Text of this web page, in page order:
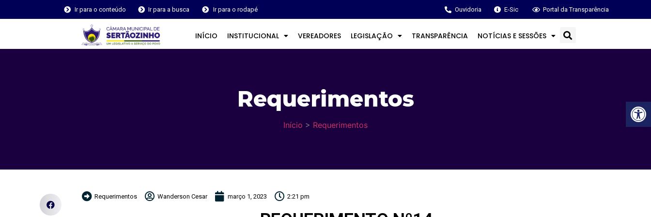
Ir para o conteúdo Ir para a busca Ir para o rodapé Ouvidoria E-Sic Portal da Transparência
INÍCIO INSTITUCIONAL VEREADORES LEGISLAÇÃO TRANSPARÊNCIA NOTÍCIAS E SESSÕES
Requerimentos
Início > Requerimentos
Requerimentos Wanderson Cesar março 1, 2023 2:21 pm